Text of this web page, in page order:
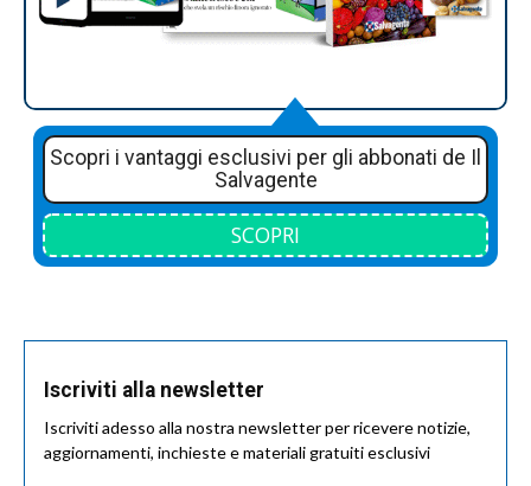
Scopri i vantaggi esclusivi per gli abbonati de Il
Salvagente
SCOPRI
Iscriviti alla newsletter
Iscriviti adesso alla nostra newsletter per ricevere notizie,
aggiornamenti, inchieste e materiali gratuiti esclusivi